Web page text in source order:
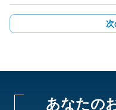
次
あなたの